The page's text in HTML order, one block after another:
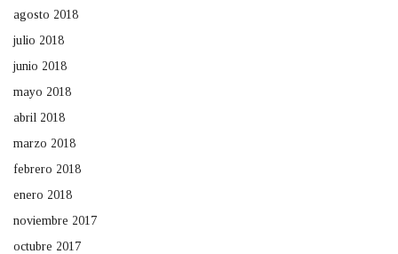
agosto 2018
julio 2018
junio 2018
mayo 2018
abril 2018
marzo 2018
febrero 2018
enero 2018
noviembre 2017
octubre 2017